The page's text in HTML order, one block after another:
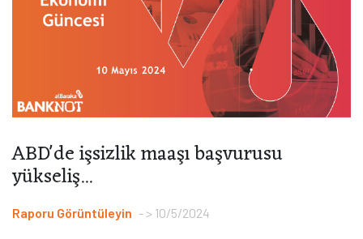
ABD'de işsizlik maaşı başvurusu
yükseliş...
Raporu Görüntüleyin > 10/5/2024